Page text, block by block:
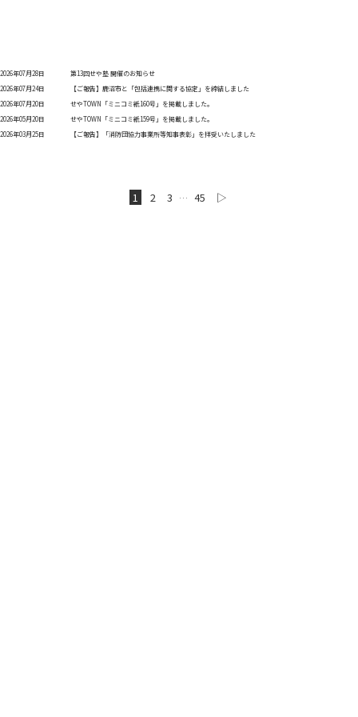
2026年07月28日
第13回せや塾 開催のお知らせ
2026年07月24日
【ご報告】鹿沼市と「包括連携に関する協定」を締結しました
2026年07月20日
せやTOWN「ミニコミ紙160号」を掲載しました。
2026年05月20日
せやTOWN「ミニコミ紙159号」を掲載しました。
2026年03月25日
【ご報告】「消防団協力事業所等知事表彰」を拝受いたしました
1 2 3 … 45 ▷